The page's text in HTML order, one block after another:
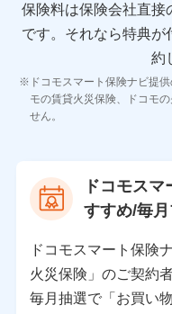
11.マイカー通勤管理
ビスに関してのお問い
各種お問い合わせに対
当社のサービスに関す
をお送りするため
当社の対応品質向上や
個人情報保護管理
〒103-0013 東京都
バンネット日本橋ビル
株式会社ドコモ・イン
保険料は保険会社直接
です。 それなら特典が
約
ドコモスマート保険ナビ提
モの賃貸火災保険、ドコモ
せん。
ドコモス
すすめ/毎
ドコモスマート保険
火災保険」のご契約
毎月抽選で「お買い